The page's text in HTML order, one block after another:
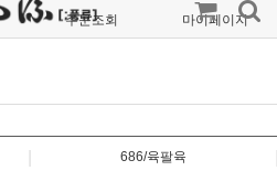
주문조회 마이페이지
686/육팔육